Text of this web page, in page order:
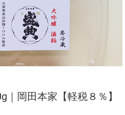
岡田本家【軽税８％】